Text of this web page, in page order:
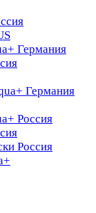
Германия
Германия
Россия
Россия